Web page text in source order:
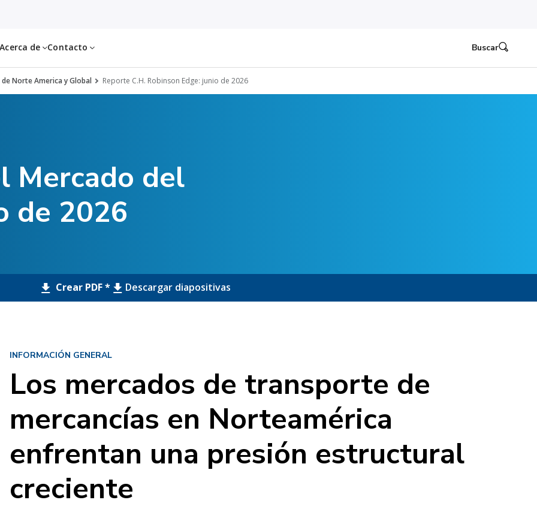
Acerca de Contacto Buscar
Norte America y Global Reporte C.H. Robinson Edge: junio de 2026
Mercado del
de 2026
Crear PDF * Descargar diapositivas
INFORMACIÓN GENERAL
Los mercados de transporte de
mercancías en Norteamérica
enfrentan una presión estructural
creciente